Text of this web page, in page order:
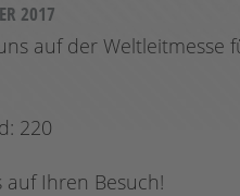
2017
auf der
220
Ihren Besuch!